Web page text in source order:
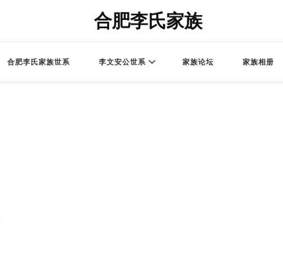
合肥李氏家族
合肥李氏家族世系 李文安公世系 家族论坛 家族相册